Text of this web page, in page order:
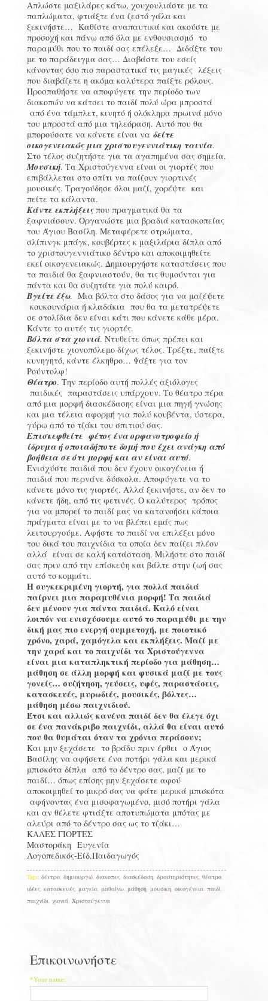
Απλώστε μαξιλάρες κάτω, χουχουλιάστε με τα
παπλώματα, φτιάξτε ένα ζεστό γάλα και
ξεκινήστε… Καθίστε αναπαυτικά και ακούστε με
προσοχή και πάνω από όλα με ενθουσιασμό το
παραμύθι που το παιδί σας επέλεξε… Διδάξτε του
με το παράδειγμα σας… Διαβάστε του εσείς
κάνοντας όσο πιο παραστατικά τις μαγικές λέξεις
που διαβάζετε η ακόμα καλύτερα παίξτε ρόλους.
Προσπαθήστε να αποφύγετε την περίοδο των
διακοπών να κάτσει το παιδί πολύ ώρα μπροστά
από ένα τάμπλετ, κινητό ή ολόκληρα πρωινά μόνο
του μπροστά από μια τηλεόραση. Αυτό που θα
μπορούσατε να κάνετε είναι να δείτε
οικογενειακώς μια χριστουγεννιάτικη ταινία.
Στο τέλος συζητήστε για τα αγαπημένα σας σημεία.
Μουσική. Τα Χριστούγεννα είναι οι γιορτές που
επιβάλλεται στο σπίτι να παίζουν γιορτινές
μουσικές. Τραγούδησε όλοι μαζί, χορέψτε και
πείτε τα κάλαντα.
Κάντε εκπλήξειςπου πραγματικά θα τα
ξαφνιάσουν. Οργανώστε μια βραδιά κατασκοπείας
του Άγιου Βασίλη. Μεταφέρετε στρώματα,
σλίπινγκ μπάγκ, κουβέρτες κ μαξιλάρια δίπλα από
το χριστουγεννιάτικο δέντρο και αποκοιμηθείτε
εκεί οικογενειακώς. Δημιουργήστε καταστάσεις που
τα παιδιά θα ξαφνιαστούν, θα τις θυμούνται για
πάντα και θα συζητάτε για πολύ καιρό.
Βγείτε έξω. Μια βόλτα στο δάσος για να μαζέψετε
κουκουνάρια ή κλαδάκια που θα τα μετατρέψετε
σε στολίδια δεν είναι κάτι που κάνετε κάθε μέρα.
Κάντε το αυτές τις γιορτές.
Βόλτα στα χιονιά. Ντυθείτε όπως πρέπει και
ξεκινήστε χιονοπόλεμο δίχως τέλος. Τρέξτε, παίξτε
κυνηγητό, κάντε έλκηθρο… Ψάξτε για τον
Ρούντολφ!
Θέατρο. Την περίοδο αυτή πολλές αξιόλογες
παιδικές παραστάσεις υπάρχουν. Το θέατρο πέρα
από μια μορφή διασκέδασης είναι μια πηγή γνώσης
και μια τέλεια αφορμή για πολύ κουβέντα, ύστερα,
γύρω από το τζάκι του σπιτιού σας.
Επισκεφθείτε φέτος ένα ορφανοτροφείο ή
ίδρυμα ή οποιαδήποτε δομή που έχει ανάγκη από
βοήθεια σε ότι μορφή και αν είναι αυτό.
Ενισχύστε παιδιά που δεν έχουν οικογένεια ή
παιδιά που περνάνε δύσκολα. Αποφύγετε να το
κάνετε μόνο τις γιορτές. Αλλά ξεκινήστε, αν δεν το
κάνετε ήδη, από τις φετινές. Ο καλύτερος τρόπος
για να μπορεί το παιδί μας να κατανοήσει κάποια
πράγματα είναι με το να βλέπει εμάς πως
λειτουργούμε. Αφήστε το παιδί να επιλέξει μόνο
του δικά του παιχνίδια τα οποία δεν παίζει πλέον
αλλά είναι σε καλή κατάσταση. Μιλήστε στο παιδί
σας πριν από την επίσκεψη και βάλτε στην ζωή σας
αυτό το κομμάτι.
Η συγκεκριμένη γιορτή, για πολλά παιδιά
παίρνει μια παραμυθένια μορφή! Τα παιδιά
δεν μένουν για πάντα παιδιά. Καλό είναι
λοιπόν να ενισχύσουμε αυτό το παραμύθι με την
δική μας πιο ενεργή συμμετοχή, με ποιοτικό
χρόνο, χαρά, χαμόγελα και εκπλήξεις. Μαζί με
την χαρά και το παιχνίδι τα Χριστούγεννα
είναι μια καταπληκτική περίοδο για μάθηση…
μάθηση σε άλλη μορφή και φυσικά μαζί με τους
γονείς… συζήτηση, γεύσεις, υφές, παραστάσεις,
κατασκευές, μυρωδιές, μουσικές, βόλτες…
μάθηση μέσω παιχνιδιού.
Έτσι και αλλιώς κανένα παιδί δεν θα έλεγε όχι
σε ένα πανάκριβο παιχνίδι, αλλά θα είναι αυτό
που θα θυμάται όταν τα χρόνια περάσουν;
Και μην ξεχάσετε το βράδυ πριν έρθει ο Άγιος
Βασίλης να αφήσετε ένα ποτήρι γάλα και μερικά
μπισκότα δίπλα από το δέντρο σας, μαζί με το
παιδί… όπως επίσης μην ξεχάσετε αφού
αποκοιμηθεί το μικρό σας να φάτε μερικά μπισκότα
αφήνοντας ένα μισοφαγωμένο, μισό ποτήρι γάλα
και αν θέλετε φτιάξτε αποτυπώματα μπότας με
αλεύρι από το δέντρο σας ως το τζάκι…
ΚΑΛΕΣ ΓΙΟΡΤΕΣ
Μαστοράκη Ευγενία
Λογοπεδικός-Είδ.Παιδαγωγός
Tags: δέντρο, δημιουργώ, διακοπες, διασκέδαση, δραστηριότητες, θέατρο,
ιδέες, κατασκευές, μαγεία, μαθαίνω, μάθηση, μουσικη, οικογένεια, παιδί,
παιχνίδι, χιονιά, Χριστούγεννα
Επικοινωνήστε
*Your name: